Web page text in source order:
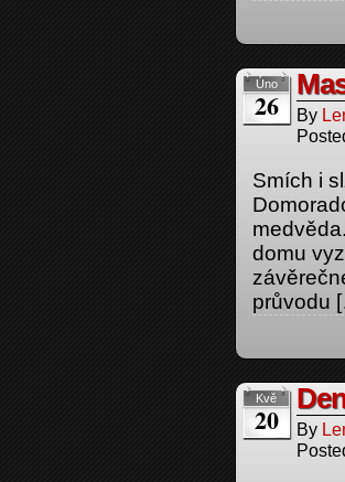
Úno
26 By
Smích i
domu
průvodu
Kvě
20 By